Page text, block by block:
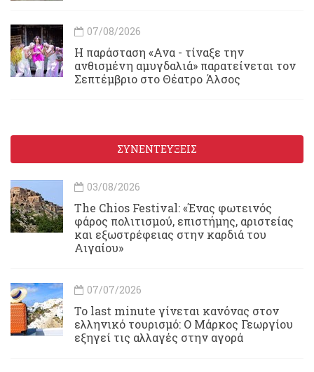
07/08/2026
Η παράσταση «Ανα - τίναξε την
ανθισμένη αμυγδαλιά» παρατείνεται τον
Σεπτέμβριο στο Θέατρο Άλσος
ΣΥΝΕΝΤΕΥΞΕΙΣ
03/08/2026
Τhe Chios Festival: «Ένας φωτεινός
φάρος πολιτισμού, επιστήμης, αριστείας
και εξωστρέφειας στην καρδιά του
Αιγαίου»
07/07/2026
Το last minute γίνεται κανόνας στον
ελληνικό τουρισμό: Ο Μάρκος Γεωργίου
εξηγεί τις αλλαγές στην αγορά